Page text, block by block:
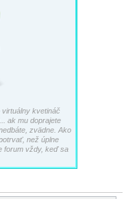
kvetináč
ak mu doprajete
zvädne. Ako
než úplne
forum vždy, keď sa